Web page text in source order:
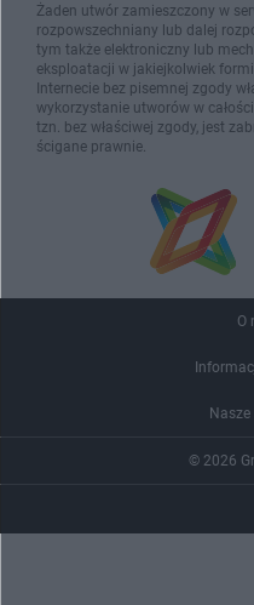
Żaden utwór zamieszczony w
rozpowszechniany lub dalej
tym także elektroniczny lub
eksploatacji w jakiejkolwiek
Internecie bez pisemnej zgody
wykorzystanie utworów w
tzn. bez właściwej zgody, jest
ścigane prawnie.
O
Nasze
© 2026